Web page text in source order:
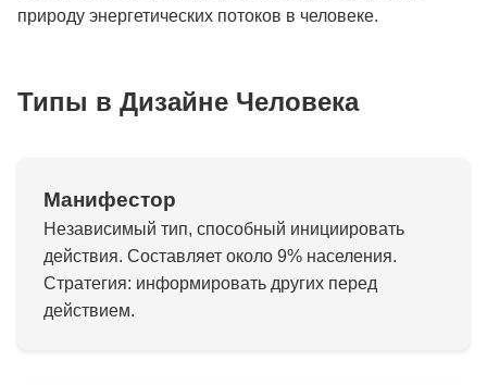
природу энергетических потоков в человеке.
Типы в Дизайне Человека
Манифестор
Независимый тип, способный инициировать
действия. Составляет около 9% населения.
Стратегия: информировать других перед
действием.